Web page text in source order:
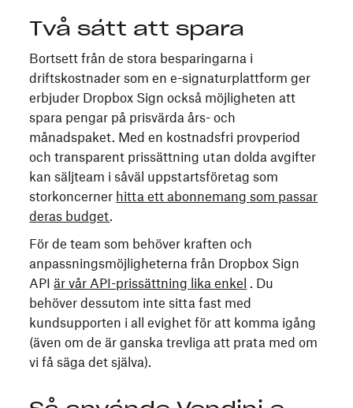
Två sätt att spara
Bortsett från de stora besparingarna i
driftskostnader som en e-signaturplattform ger
erbjuder Dropbox Sign också möjligheten att
spara pengar på prisvärda års- och
månadspaket. Med en kostnadsfri provperiod
och transparent prissättning utan dolda avgifter
kan säljteam i såväl uppstartsföretag som
storkoncerner hitta ett abonnemang som passar
deras budget.
För de team som behöver kraften och
anpassningsmöjligheterna från Dropbox Sign
APIär vår API-prissättning lika enkel . Du
behöver dessutom inte sitta fast med
kundsupporten i all evighet för att komma igång
(även om de är ganska trevliga att prata med om
vi få säga det själva).